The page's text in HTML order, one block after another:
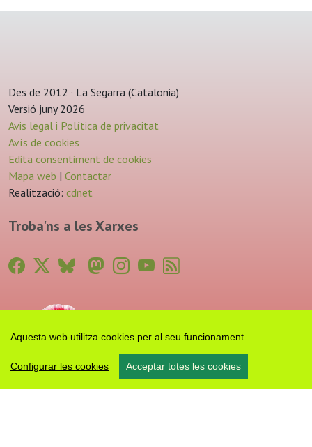
Aquesta web utilitza cookies per al seu funcionament.
Configurar les cookies Acceptar totes les cookies
Des de 2012 · La Segarra (Catalonia)
Versió juny 2026
Avis legal i Política de privacitat
Avís de cookies
Edita consentiment de cookies
Mapa web | Contactar
Realització: cdnet
Troba'ns a les Xarxes